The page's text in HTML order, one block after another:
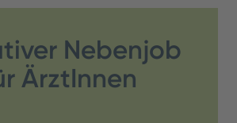
Nebenjob
ÄrztInnen